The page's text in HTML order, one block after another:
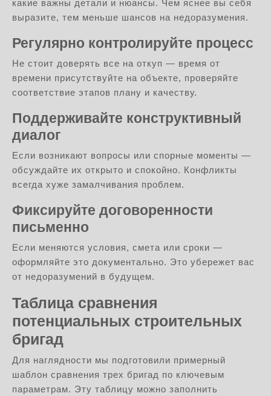
какие важны детали и нюансы. Чем яснее вы себя
выразите, тем меньше шансов на недоразумения.
Регулярно контролируйте процесс
Не стоит доверять все на откуп — время от
времени присутствуйте на объекте, проверяйте
соответствие этапов плану и качеству.
Поддерживайте конструктивный
диалог
Если возникают вопросы или спорные моменты —
обсуждайте их открыто и спокойно. Конфликты
всегда хуже замалчивания проблем.
Фиксируйте договоренности
письменно
Если меняются условия, смета или сроки —
оформляйте это документально. Это убережет вас
от недоразумений в будущем.
Таблица сравнения
потенциальных строительных
бригад
Для наглядности мы подготовили примерный
шаблон сравнения трех бригад по ключевым
параметрам. Эту таблицу можно заполнить